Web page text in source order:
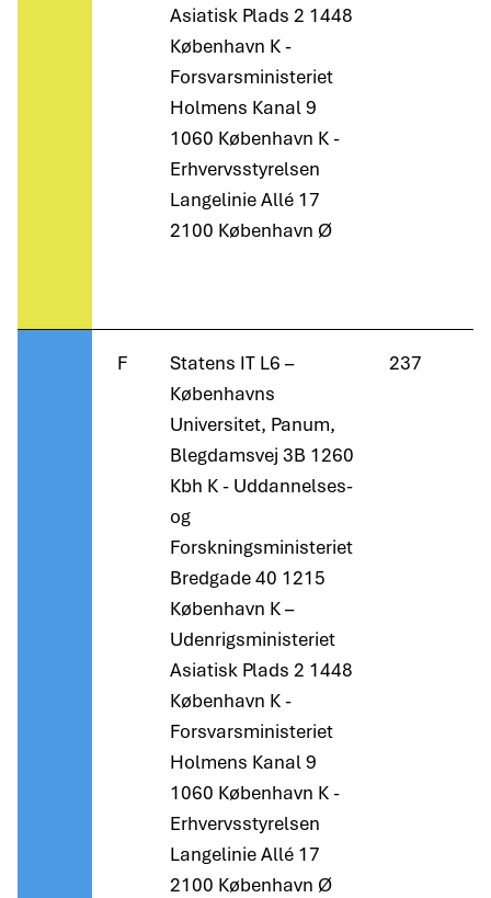
Asiatisk Plads 2 1448
København K -
Forsvarsministeriet
Holmens Kanal 9
1060 København K -
Erhvervsstyrelsen
Langelinie Allé 17
2100 København Ø
F
Statens IT L6 –
Københavns
Universitet, Panum,
Blegdamsvej 3B 1260
Kbh K - Uddannelses-
og
Forskningsministeriet
Bredgade 40 1215
København K –
Udenrigsministeriet
Asiatisk Plads 2 1448
København K -
Forsvarsministeriet
Holmens Kanal 9
1060 København K -
Erhvervsstyrelsen
Langelinie Allé 17
2100 København Ø
237